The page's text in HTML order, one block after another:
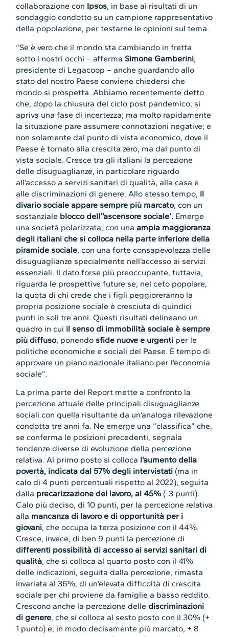
collaborazione con Ipsos, in base ai risultati di un
sondaggio condotto su un campione rappresentativo
della popolazione, per testarne le opinioni sul tema.
“Se è vero che il mondo sta cambiando in fretta
sotto i nostri occhi – afferma Simone Gamberini,
presidente di Legacoop – anche guardando allo
stato del nostro Paese conviene chiedersi che
mondo si prospetta. Abbiamo recentemente detto
che, dopo la chiusura del ciclo post pandemico, si
apriva una fase di incertezza; ma molto rapidamente
la situazione pare assumere connotazioni negative; e
non solamente dal punto di vista economico, dove il
Paese è tornato alla crescita zero, ma dal punto di
vista sociale. Cresce tra gli italiani la percezione
delle disuguaglianze, in particolare riguardo
all’accesso a servizi sanitari di qualità, alla casa e
alle discriminazioni di genere. Allo stesso tempo, il
divario sociale appare sempre più marcato, con un
sostanziale blocco dell’’ascensore sociale’. Emerge
una società polarizzata, con unaampia maggioranza
degli italiani che si colloca nella parte inferiore della
piramide sociale, con una forte consapevolezza delle
disuguaglianze specialmente nell’accesso ai servizi
essenziali. Il dato forse più preoccupante, tuttavia,
riguarda le prospettive future se, nel ceto popolare,
la quota di chi crede che i figli peggioreranno la
propria posizione sociale è cresciuta di quindici
punti in soli tre anni. Questi risultati delineano un
quadro in cui il senso di immobilità sociale è sempre
più diffuso, ponendo sfide nuove e urgenti per le
politiche economiche e sociali del Paese. È tempo di
approvare un piano nazionale italiano per l’economia
sociale”.
La prima parte del Report mette a confronto la
percezione attuale delle principali disuguaglianze
sociali con quella risultante da un’analoga rilevazione
condotta tre anni fa. Ne emerge una “classifica” che,
se conferma le posizioni precedenti, segnala
tendenze diverse di evoluzione della percezione
relativa. Al primo posto si colloca l’aumento della
povertà, indicata dal 57% degli intervistati (ma in
calo di 4 punti percentuali rispetto al 2022), seguita
dalla precarizzazione del lavoro, al 45% (-3 punti).
Calo più deciso, di 10 punti, per la percezione relativa
alla mancanza di lavoro e di opportunità per i
giovani, che occupa la terza posizione con il 44%.
Cresce, invece, di ben 9 punti la percezione di
differenti possibilità di accesso ai servizi sanitari di
qualità, che si colloca al quarto posto con il 41%
delle indicazioni, seguita dalla percezione, rimasta
invariata al 36%, di un’elevata difficoltà di crescita
sociale per chi proviene da famiglie a basso reddito.
Crescono anche la percezione dellediscriminazioni
di genere, che si colloca al sesto posto con il 30% (+
1 punto) e, in modo decisamente più marcato, + 8